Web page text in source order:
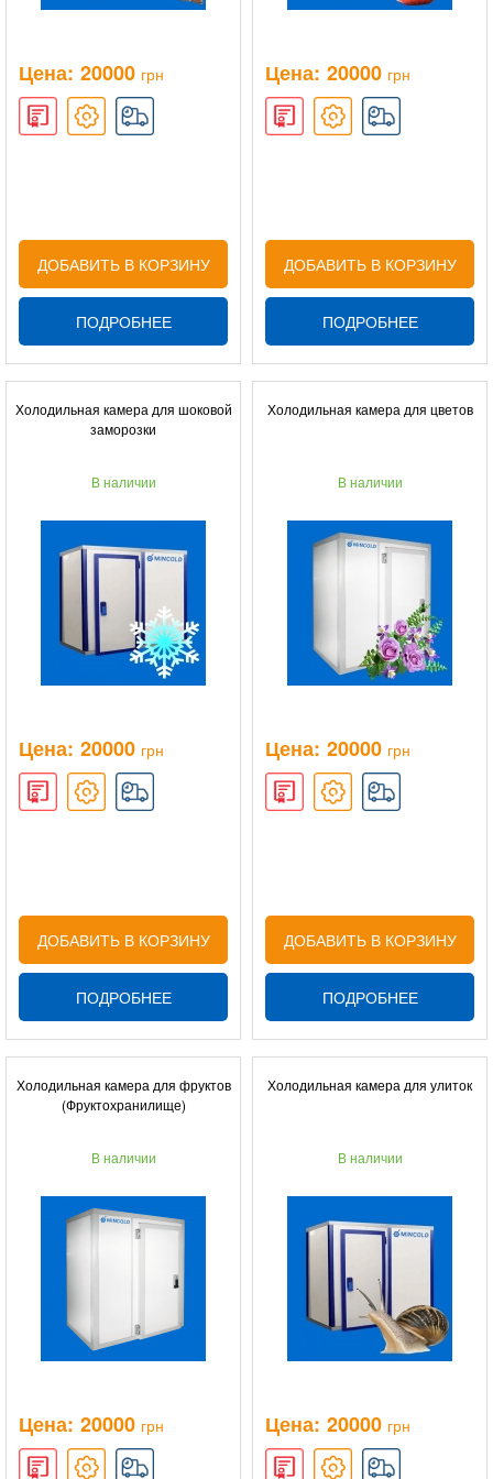
Цена: 20000 грн
ДОБАВИТЬ В КОРЗИНУ
ПОДРОБНЕЕ
Цена: 20000 грн
ДОБАВИТЬ В КОРЗИНУ
ПОДРОБНЕЕ
Холодильная камера для шоковой
заморозки
В наличии
Цена: 20000 грн
ДОБАВИТЬ В КОРЗИНУ
ПОДРОБНЕЕ
Холодильная камера для цветов
В наличии
Цена: 20000 грн
ДОБАВИТЬ В КОРЗИНУ
ПОДРОБНЕЕ
Холодильная камера для фруктов
(Фруктохранилище)
В наличии
Цена: 20000 грн
Холодильная камера для улиток
В наличии
Цена: 20000 грн